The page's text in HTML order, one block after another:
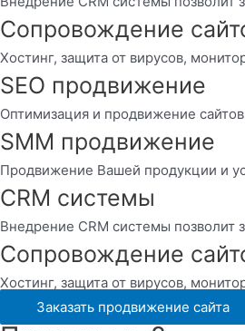
Сопровождение
Хостинг, защита от вирусов,
SEO продвижение
Оптимизация и продвижение
SMM продвижение
Продвижение Вашей продукции и
CRM системы
Внедрение CRM системы позволит
Сопровождение
Хостинг, защита от вирусов,
Заказать продвижение сайта